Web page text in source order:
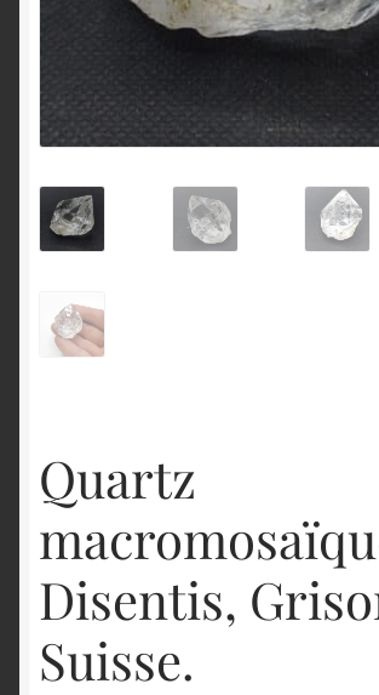
Quartz
Disentis,
Suisse.